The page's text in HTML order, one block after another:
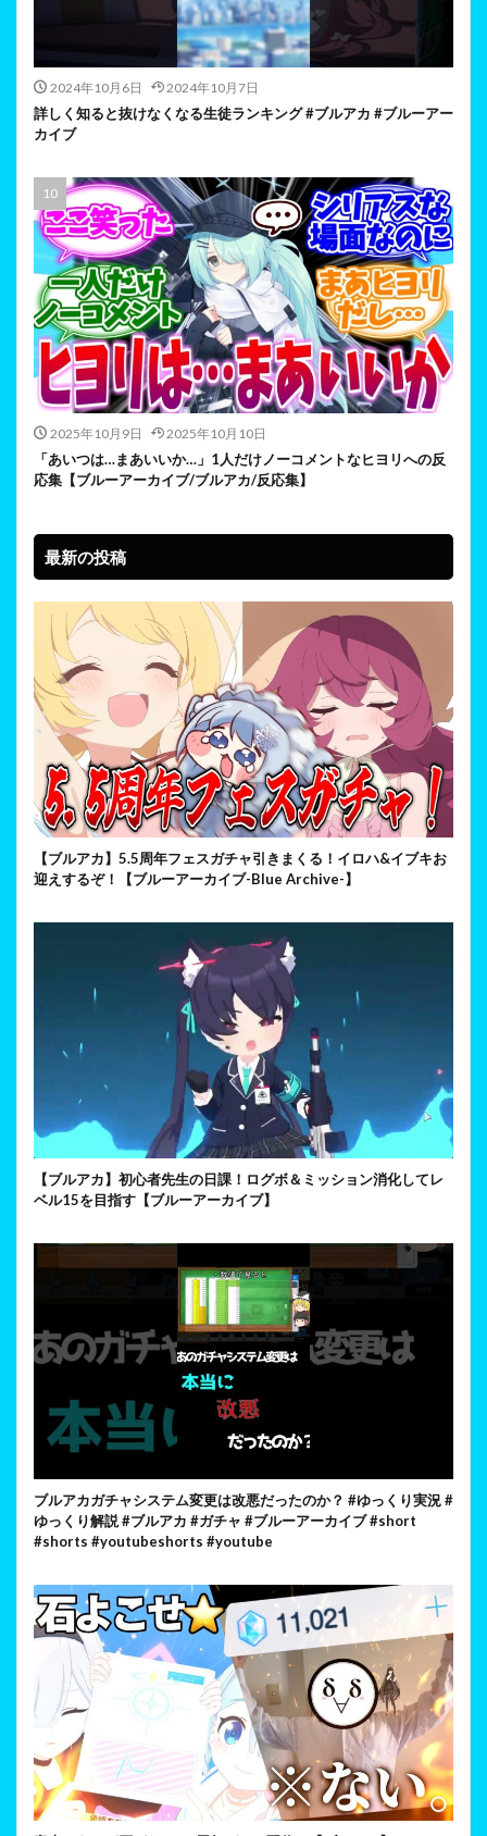
2024年10月6日 2024年10月7日
詳しく知ると抜けなくなる生徒ランキング #ブルアカ #ブルーアー
カイブ
2025年10月9日 2025年10月10日
「あいつは…まあいいか…」1人だけノーコメントなヒヨリへの反
応集【ブルーアーカイブ/ブルアカ/反応集】
最新の投稿
【ブルアカ】5.5周年フェスガチャ引きまくる！イロハ&イブキお
迎えするぞ！【ブルーアーカイブ-Blue Archive-】
【ブルアカ】初心者先生の日課！ログボ＆ミッション消化してレ
ベル15を目指す【ブルーアーカイブ】
ブルアカガチャシステム変更は改悪だったのか？ #ゆっくり実況 #
ゆっくり解説 #ブルアカ #ガチャ #ブルーアーカイブ #short
#shorts #youtubeshorts #youtube